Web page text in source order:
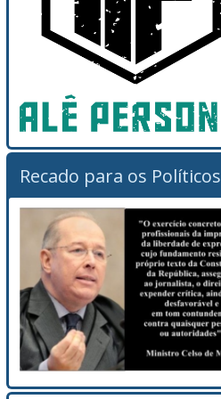
Recado para os Políticos